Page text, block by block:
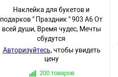
Наклейка для букетов и
подарков " Праздник " 903 А6 От
всей души, Время чудес, Мечты
сбудутся
Авторизуйтесь, чтобы увидеть
цену
200 товаров